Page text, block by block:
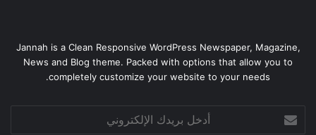
Jannah is a Clean Responsive WordPress Newspaper, Magazine,
News and Blog theme. Packed with options that allow you to
completely customize your website to your needs.
بريدك